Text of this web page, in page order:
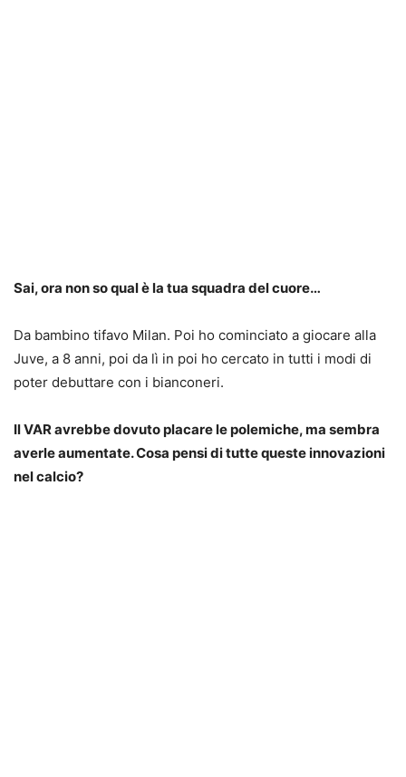
Sai, ora non so qual è la tua squadra del cuore…
Da bambino tifavo Milan. Poi ho cominciato a giocare alla
Juve, a 8 anni, poi da lì in poi ho cercato in tutti i modi di
poter debuttare con i bianconeri.
Il VAR avrebbe dovuto placare le polemiche, ma sembra
averle aumentate. Cosa pensi di tutte queste innovazioni
nel calcio?